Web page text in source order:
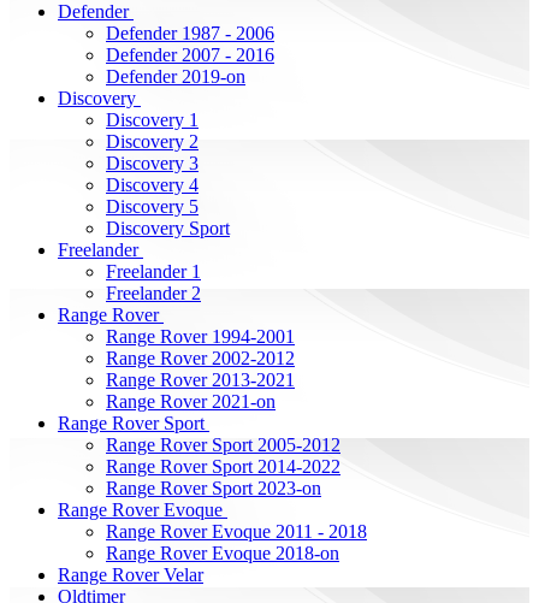
Defender
Defender 1987 - 2006
Defender 2007 - 2016
Defender 2019-on
Discovery
Discovery 1
Discovery 2
Discovery 3
Discovery 4
Discovery 5
Discovery Sport
Freelander
Freelander 1
Freelander 2
Range Rover
Range Rover 1994-2001
Range Rover 2002-2012
Range Rover 2013-2021
Range Rover 2021-on
Range Rover Sport
Range Rover Sport 2005-2012
Range Rover Sport 2014-2022
Range Rover Sport 2023-on
Range Rover Evoque
Range Rover Evoque 2011 - 2018
Range Rover Evoque 2018-on
Range Rover Velar
Oldtimer